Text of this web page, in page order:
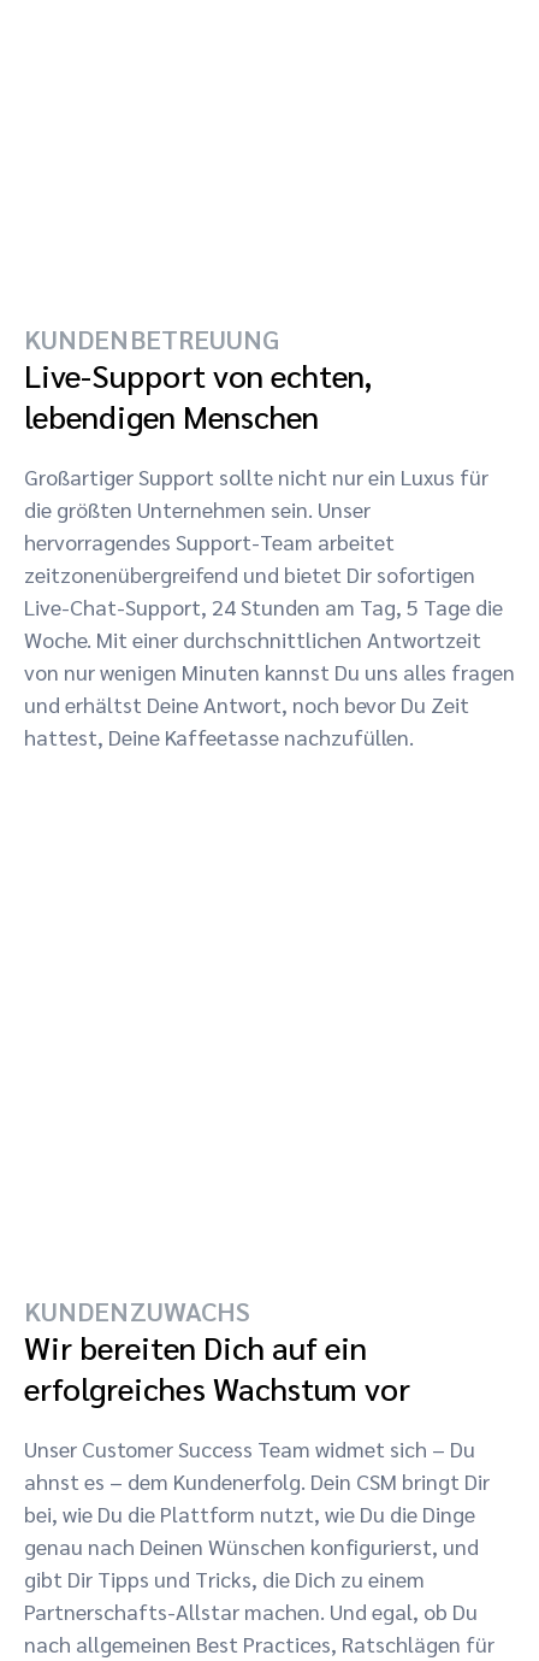
KUNDENBETREUUNG
Live-Support von echten,
lebendigen Menschen
Großartiger Support sollte nicht nur ein Luxus für
die größten Unternehmen sein. Unser
hervorragendes Support-Team arbeitet
zeitzonenübergreifend und bietet Dir sofortigen
Live-Chat-Support, 24 Stunden am Tag, 5 Tage die
Woche. Mit einer durchschnittlichen Antwortzeit
von nur wenigen Minuten kannst Du uns alles fragen
und erhältst Deine Antwort, noch bevor Du Zeit
hattest, Deine Kaffeetasse nachzufüllen.
KUNDENZUWACHS
Wir bereiten Dich auf ein
erfolgreiches Wachstum vor
Unser Customer Success Team widmet sich – Du
ahnst es – dem Kundenerfolg. Dein CSM bringt Dir
bei, wie Du die Plattform nutzt, wie Du die Dinge
genau nach Deinen Wünschen konfigurierst, und
gibt Dir Tipps und Tricks, die Dich zu einem
Partnerschafts-Allstar machen. Und egal, ob Du
nach allgemeinen Best Practices, Ratschlägen für